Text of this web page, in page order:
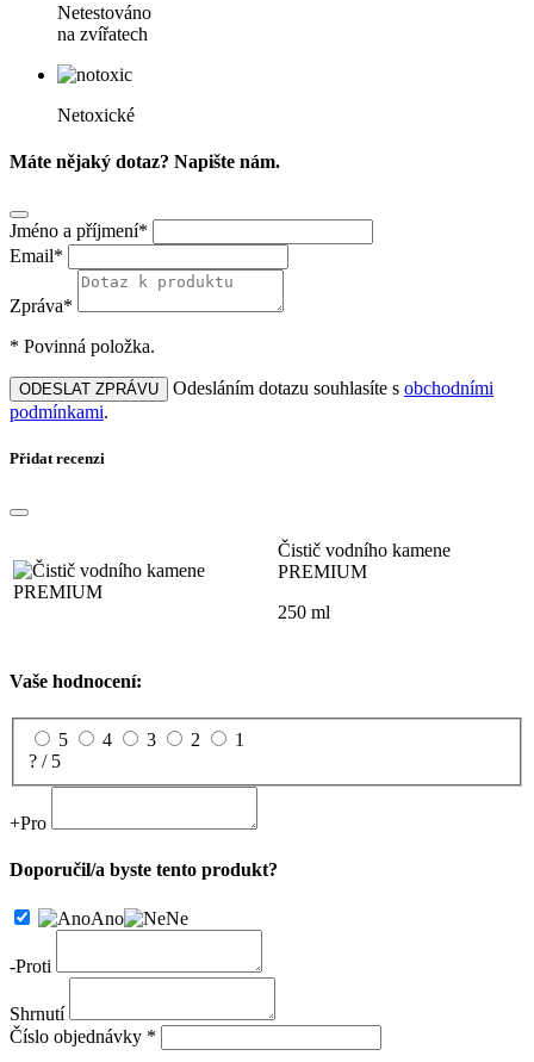
Netestováno
na zvířatech
Netoxické
Máte nějaký dotaz? Napište nám.
Jméno a příjmení*
Email*
Zpráva*
* Povinná položka.
ODESLAT ZPRÁVU Odesláním dotazu souhlasíte s obchodními
podmínkami.
Přidat recenzi
Čistič vodního kamene
PREMIUM
250 ml
Vaše hodnocení:
5 4 3 2
1
? / 5
+Pro
Doporučil/a byste tento produkt?
Ano Ne
-Proti
Shrnutí
Číslo objednávky *